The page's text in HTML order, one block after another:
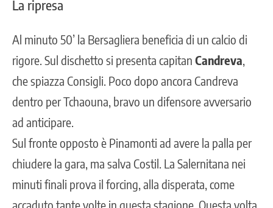
La ripresa
Al minuto 50’ la Bersagliera beneficia di un calcio di
rigore. Sul dischetto si presenta capitan Candreva
che spiazza Consigli. Poco dopo ancora Candreva
dentro per Tchaouna, bravo un difensore avversario
ad anticipare.
Sul fronte opposto è Pinamonti ad avere la palla per
chiudere la gara, ma salva Costil. La Salernitana nei
minuti finali prova il forcing, alla disperata, come
accaduto tante volte in questa stagione. Questa volta